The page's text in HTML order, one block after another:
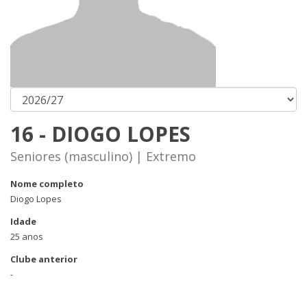
16 - DIOGO LOPES
Seniores (masculino) | Extremo
Nome completo
Diogo Lopes
Idade
25 anos
Clube anterior
-